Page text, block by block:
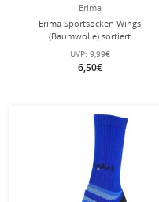
Erima
Erima Sportsocken Wings
(Baumwolle) sortiert
grau/schwarz/weiss - 3 Paar
UVP: 9,99€
6,50€